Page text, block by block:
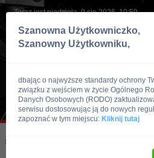
Teraz jest niedziela, 9 sie 2026, 10:59
Skocz do:
Szanowna Użytkowniczko,
Szanowny Użytkowniku,
dbając o najwyższe standardy ochrony
związku z wejściem w życie Ogólnego
Danych Osobowych (RODO)
serwisu dostosowując ją do nowych
zapoznać w tym miejscu: Kliknij tutaj